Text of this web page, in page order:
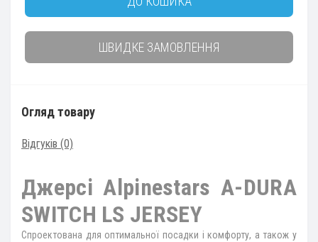
ШВИДКЕ ЗАМОВЛЕННЯ
Огляд товару
Відгуків (0)
Джерсі Alpinestars A-DURA
SWITCH LS JERSEY
Спроектована для оптимальної посадки і комфорту, а також у